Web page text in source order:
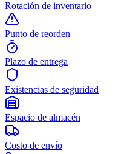
Rotación de inventario
Punto de reorden
Plazo de entrega
Existencias de seguridad
Espacio de almacén
Costo de envío